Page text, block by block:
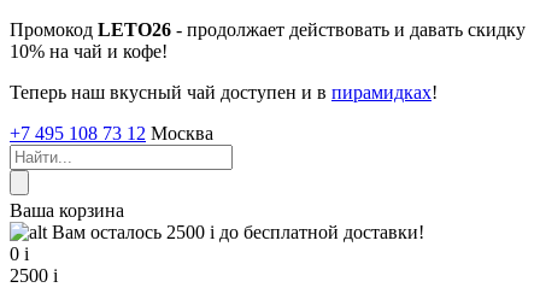
Промокод LETO26 - продолжает действовать и давать скидку
10% на чай и кофе!
Теперь наш вкусный чай доступен и в пирамидках!
+7 495 108 73 12 Москва
Ваша корзина
Вам осталось 2500 i до бесплатной доставки!
0 i
2500 i